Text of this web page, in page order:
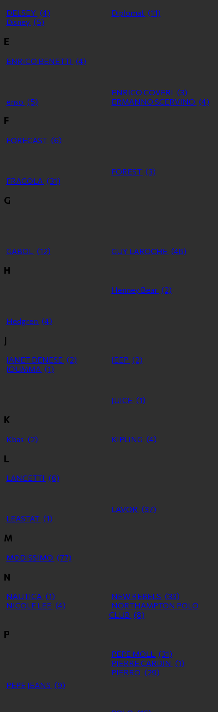
DELSEY (4) Diplomat (11)
Disney (5)
E
ENRICO BENETTI (4)
ENRICO COVERI (3)
enso (5) ERMANNO SCERVINO (4)
F
FORECAST (6)
FOREST (3)
FRAGOLA (31)
G
GABOL (12) GUY LAROCHE (48)
H
Hedgren (4)
Henney Bear (2)
J
JANET DENESE (2) JEEP (2)
JOUMMA (1)
JUICE (1)
K
Kbas (2) KIPLING (4)
L
LANCETTI (6)
LAVOR (37)
LEASTAT (1)
M
MODISSIMO (77)
N
NAUTICA (1) NEW REBELS (33)
NICOLE LEE (4)
NORTHAMPTON POLO
CLUB (8)
P
PEPE JEANS (9)
PEPE MOLL
(31)
PIERRE CARDIN (1)
PIERRO (29)